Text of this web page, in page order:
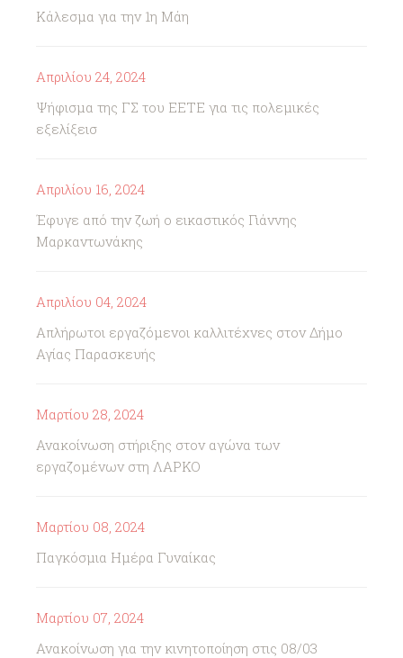
Κάλεσμα για την 1η Μάη
Απριλίου 24, 2024
Ψήφισμα της ΓΣ του ΕΕΤΕ για τις πολεμικές
εξελίξεισ
Απριλίου 16, 2024
Έφυγε από την ζωή ο εικαστικός Γιάννης
Μαρκαντωνάκης
Απριλίου 04, 2024
Απλήρωτοι εργαζόμενοι καλλιτέχνες στον Δήμο
Αγίας Παρασκευής
Μαρτίου 28, 2024
Ανακοίνωση στήριξης στον αγώνα των
εργαζομένων στη ΛΑΡΚΟ
Μαρτίου 08, 2024
Παγκόσμια Ημέρα Γυναίκας
Μαρτίου 07, 2024
Ανακοίνωση για την κινητοποίηση στις 08/03